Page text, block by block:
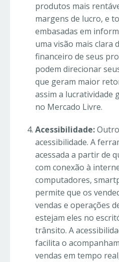
produtos mais
margens de lucro, e
embasadas em
uma visão mais clara
financeiro de seus
podem direcionar
que geram maior
assim a lucratividade
no Mercado Livre.
Acessibilidade:
acessibilidade. A
acessada a partir de
com conexão à
computadores,
permite que os
vendas e operações
estejam eles no
trânsito. A
facilita o
vendas em tempo